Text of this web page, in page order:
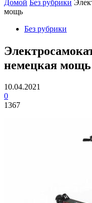
Домой Без рубрики
мощь
Без рубрики
немецкая мощь
10.04.2021
0
1367